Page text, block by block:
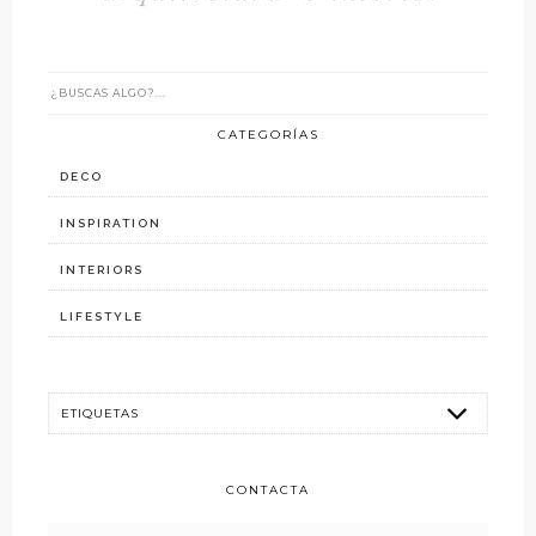
CATEGORÍAS
DECO
INSPIRATION
INTERIORS
LIFESTYLE
CONTACTA